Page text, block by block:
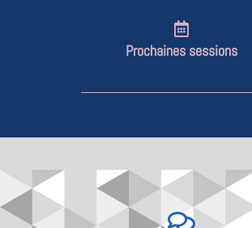
Prochaines sessions